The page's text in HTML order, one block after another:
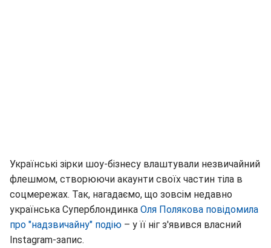
Українські зірки шоу-бізнесу влаштували незвичайний
флешмом, створюючи акаунти своїх частин тіла в
соцмережах. Так, нагадаємо, що зовсім недавно
українська Суперблондинка Оля Полякова повідомила
про "надзвичайну" подію – у її ніг з'явився власний
Instagram-запис.